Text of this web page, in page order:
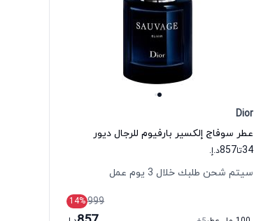
Dior
عطر سوفاج إلكسير بارفيوم للرجال ديور
34تا857د.إ.
سيتم شحن طلبك خلال 3 يوم عمل
999
14%